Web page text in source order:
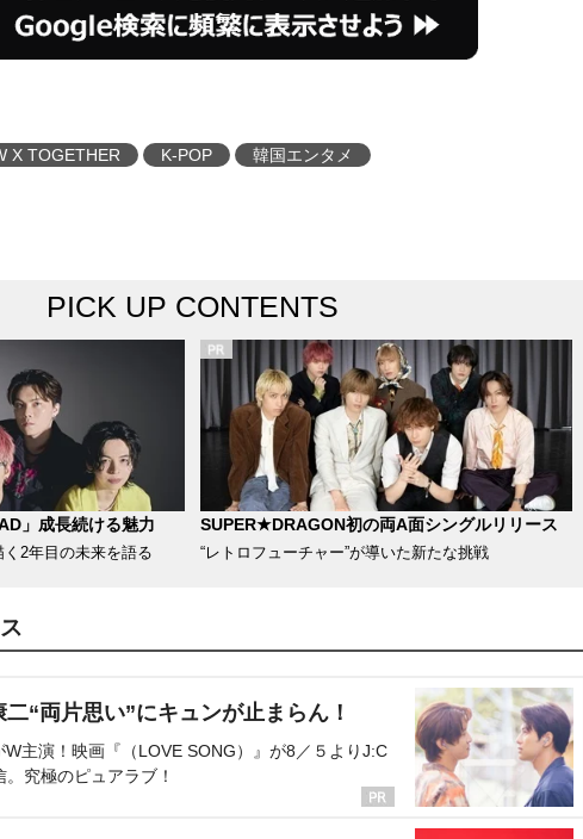
X TOGETHER K-POP 韓国エンタメ
PICK UP CONTENTS
」成長続ける魅力
2年目の未来を語る
SUPER★DRAGON初の両A面シングルリリース
“レトロフューチャー”が導いた新たな挑戦
“両片思い”にキュンが止まらん！
主演！映画『（LOVE SONG）』が8／５よりJ:C
究極のピュアラブ！